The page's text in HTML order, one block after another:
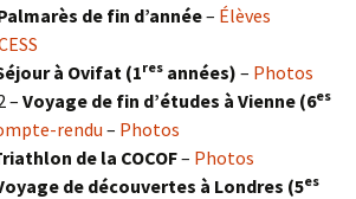
de fin d’année– Élèves
à Ovifat (1res années) – Photos
– Voyage de fin d’études à Vienne (6es
rendu – Photos
de la COCOF– Photos
de découvertes à Londres (5es